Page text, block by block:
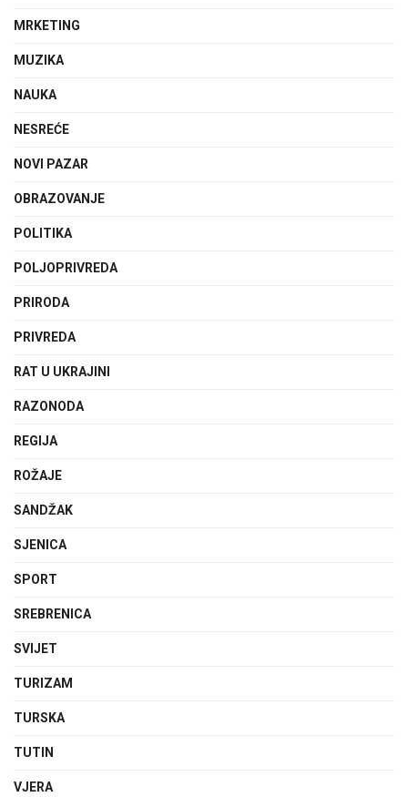
MRKETING
MUZIKA
NAUKA
NESREĆE
NOVI PAZAR
OBRAZOVANJE
POLITIKA
POLJOPRIVREDA
PRIRODA
PRIVREDA
RAT U UKRAJINI
RAZONODA
REGIJA
ROŽAJE
SANDŽAK
SJENICA
SPORT
SREBRENICA
SVIJET
TURIZAM
TURSKA
TUTIN
VJERA